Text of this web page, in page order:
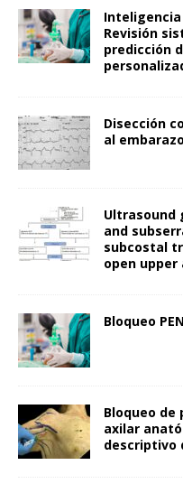
Revisión
predicción
Disección
al
Ultrasound
and
subcostal
open
Bloqueo
Bloqueo de
axilar
descriptivo